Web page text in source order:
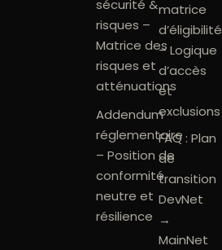
sécurité &
risques –
Matrice des
risques et
atténuations
Addendum
réglementaire
– Position de
conformité
neutre et
résilience
matrice
d’éligibilité
– Logique
d’accès
et
exclusions
FAQ : Plan
de
transition
DevNet
→
MainNet